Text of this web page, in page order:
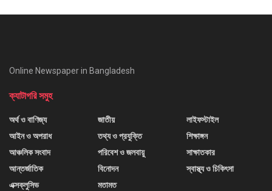
Online Newspaper in Bangladesh
ক্যাটাগরি সমুহ
অর্থ ও বাণিজ্য
আইন ও অপরাধ
আঞ্চলিক সংবাদ
আন্তর্জাতিক
এক্সক্লুসিভ
জাতীয়
তথ্য ও প্রযুক্তি
পরিবেশ ও জলবায়ু
বিনোদন
মতামত
লাইফস্টাইল
শিক্ষাঙ্গন
সাক্ষাতকার
স্বাস্থ্য ও চিকিৎসা